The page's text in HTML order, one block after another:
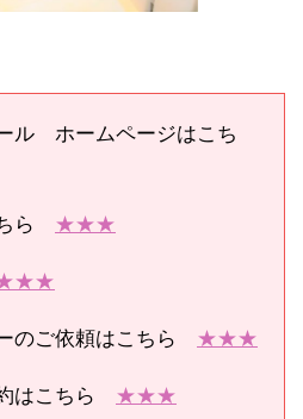
ル ホームページはこち
ら ★★★
のご依頼はこちら ★★★
はこちら ★★★